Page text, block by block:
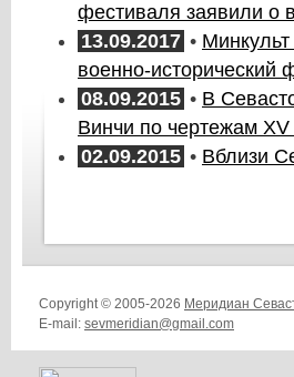
фестиваля заявили о
13.09.2017 •
военно-
08.09.2015 • В
Винчи по чертежам XV
02.09.2015 • Вблизи
Copyright © 2005-2026 Меридиан
E-mail: sevmeridian@gmail.com